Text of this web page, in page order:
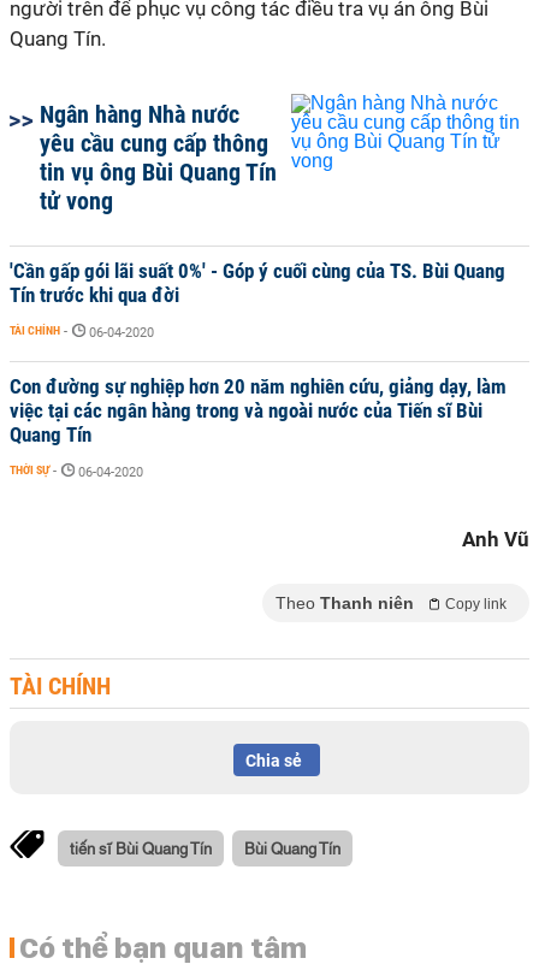
người trên để phục vụ công tác điều tra vụ án ông Bùi
Quang Tín.
Ngân hàng Nhà nước
yêu cầu cung cấp thông
tin vụ ông Bùi Quang Tín
tử vong
'Cần gấp gói lãi suất 0%' - Góp ý cuối cùng của TS. Bùi Quang
Tín trước khi qua đời
TÀI CHÍNH - 06-04-2020
Con đường sự nghiệp hơn 20 năm nghiên cứu, giảng dạy, làm
việc tại các ngân hàng trong và ngoài nước của Tiến sĩ Bùi
Quang Tín
THỜI SỰ - 06-04-2020
Anh Vũ
Theo Thanh niên Copy link
TÀI CHÍNH
Chia sẻ
tiến sĩ Bùi Quang Tín Bùi Quang Tín
Có thể bạn quan tâm